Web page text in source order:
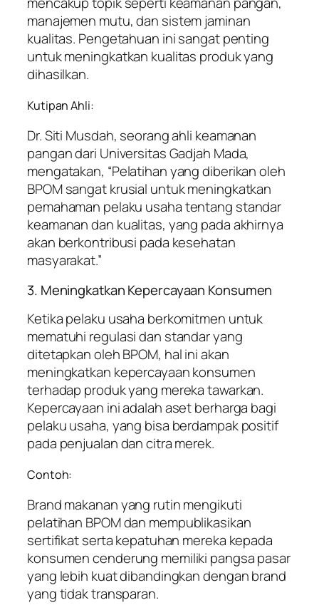
manajemen mutu, dan sistem jaminan
kualitas. Pengetahuan ini sangat penting
untuk meningkatkan kualitas produk yang
dihasilkan.
Kutipan Ahli:
Dr. Siti Musdah, seorang ahli keamanan
pangan dari Universitas Gadjah Mada,
mengatakan, “Pelatihan yang diberikan oleh
BPOM sangat krusial untuk meningkatkan
pemahaman pelaku usaha tentang standar
keamanan dan kualitas, yang pada akhirnya
akan berkontribusi pada kesehatan
masyarakat.”
3. Meningkatkan Kepercayaan Konsumen
Ketika pelaku usaha berkomitmen untuk
mematuhi regulasi dan standar yang
ditetapkan oleh BPOM, hal ini akan
meningkatkan kepercayaan konsumen
terhadap produk yang mereka tawarkan.
Kepercayaan ini adalah aset berharga bagi
pelaku usaha, yang bisa berdampak positif
pada penjualan dan citra merek.
Contoh:
Brand makanan yang rutin mengikuti
pelatihan BPOM dan mempublikasikan
sertifikat serta kepatuhan mereka kepada
konsumen cenderung memiliki pangsa pasar
yang lebih kuat dibandingkan dengan brand
yang tidak transparan.